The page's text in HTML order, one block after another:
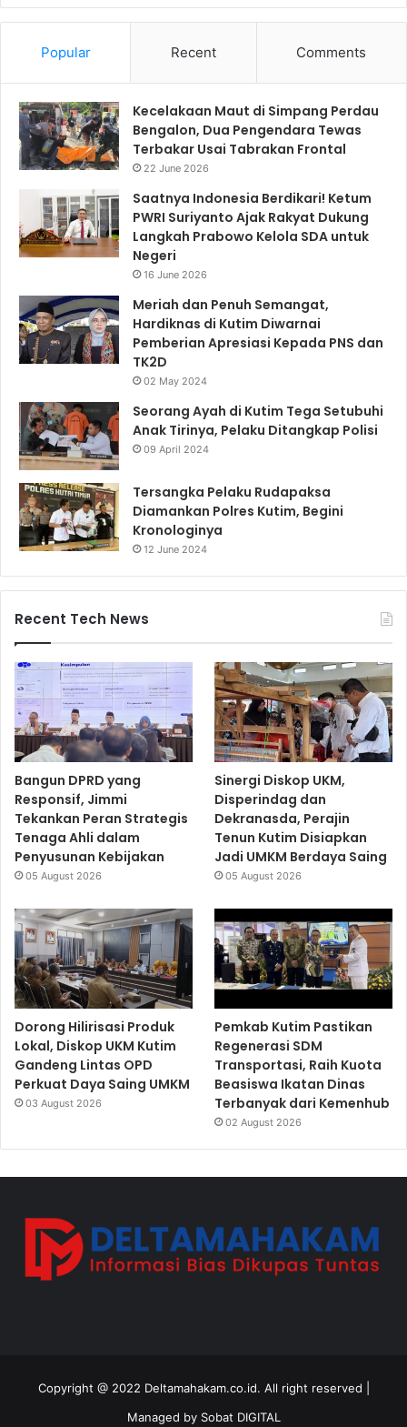
Popular Recent Comments
Kecelakaan Maut di Simpang Perdau
Bengalon, Dua Pengendara Tewas
Terbakar Usai Tabrakan Frontal
22 June 2026
Saatnya Indonesia Berdikari! Ketum
PWRI Suriyanto Ajak Rakyat Dukung
Langkah Prabowo Kelola SDA untuk
Negeri
16 June 2026
Meriah dan Penuh Semangat,
Hardiknas di Kutim Diwarnai
Pemberian Apresiasi Kepada PNS dan
TK2D
02 May 2024
Seorang Ayah di Kutim Tega Setubuhi
Anak Tirinya, Pelaku Ditangkap Polisi
09 April 2024
Tersangka Pelaku Rudapaksa
Diamankan Polres Kutim, Begini
Kronologinya
12 June 2024
Recent Tech News
Bangun DPRD yang
Responsif, Jimmi
Tekankan Peran Strategis
Tenaga Ahli dalam
Penyusunan Kebijakan
05 August 2026
Sinergi Diskop UKM,
Disperindag dan
Dekranasda, Perajin
Tenun Kutim Disiapkan
Jadi UMKM Berdaya Saing
05 August 2026
Dorong Hilirisasi Produk
Lokal, Diskop UKM Kutim
Gandeng Lintas OPD
Perkuat Daya Saing UMKM
03 August 2026
Pemkab Kutim Pastikan
Regenerasi SDM
Transportasi, Raih Kuota
Beasiswa Ikatan Dinas
Terbanyak dari Kemenhub
02 August 2026
Copyright @ 2022 Deltamahakam.co.id. All right reserved |
Managed by Sobat DIGITAL